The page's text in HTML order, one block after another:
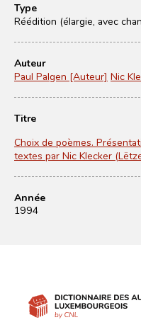
Type
Réédition (élargie, avec
Auteur
Paul Palgen [Auteur] Nic
Titre
Choix de poèmes.
textes par Nic Klecker
Année
1994